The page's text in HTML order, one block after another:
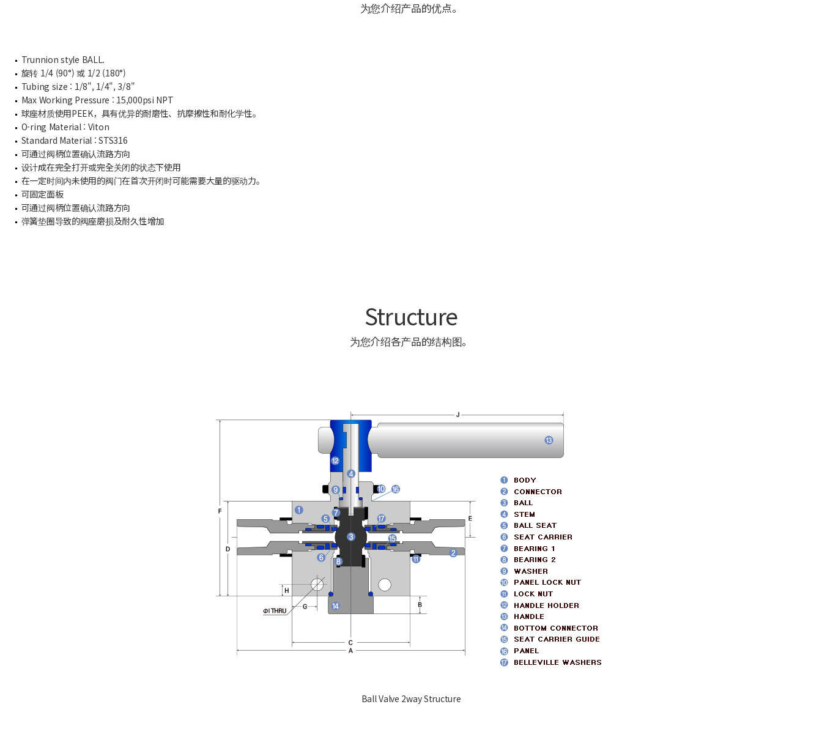
为您介绍产品的优点。
Trunnion style BALL.
旋转 1/4 (90°) 或 1/2 (180°)
Tubing size : 1/8", 1/4", 3/8"
Max Working Pressure : 15,000psi NPT
球座材质使用PEEK，具有优异的耐磨性、抗摩擦性和耐化学性。
O-ring Material : Viton
Standard Material : STS316
可通过阀柄位置确认流路方向
设计成在完全打开或完全关闭的状态下使用
在一定时间内未使用的阀门在首次开闭时可能需要大量的驱动力。
可固定面板
可通过阀柄位置确认流路方向
弹簧垫圈导致的阀座磨损及耐久性增加
Structure
为您介绍各产品的结构图。
Ball Valve 2way Structure